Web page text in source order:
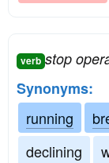
verb stop
Synonyms:
running
declining